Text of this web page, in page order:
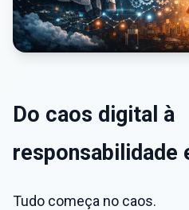
Do caos digital à
responsabilidade
Tudo começa no caos.